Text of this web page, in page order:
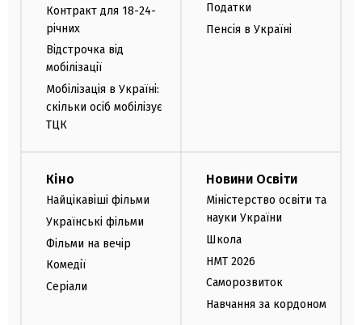
Контракт для 18-24-
річних
Відстрочка від
мобілізації
Мобілізація в Україні:
скільки осіб мобілізує
ТЦК
Податки
Пенсія в Україні
Кіно
Найцікавіші фільми
Українські фільми
Фільми на вечір
Комедії
Серіали
Новини Освіти
Міністерство освіти та
науки України
Школа
НМТ 2026
Саморозвиток
Навчання за кордоном